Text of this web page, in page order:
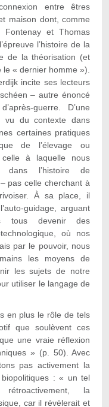
entre êtres
maison dont, comme
et Thomas
l’histoire de la
de la théorisation (et
« dernier homme »).
incite ses lecteurs
– autre énoncé
guerre. D’une
vu du contexte dans
certaines pratiques
de l’élevage ou
à laquelle nous
dans l’histoire de
pas celle cherchant à
À sa place, il
guidage, arguant
tous devenir des
où nos
par le pouvoir, nous
les moyens de
les sujets de notre
utiliser le langage de
en plus le rôle de tels
que soulèvent ces
une vraie réflexion
» (p. 50). Avec
pas activement la
biopolitiques : « un tel
la
car il révèlerait et